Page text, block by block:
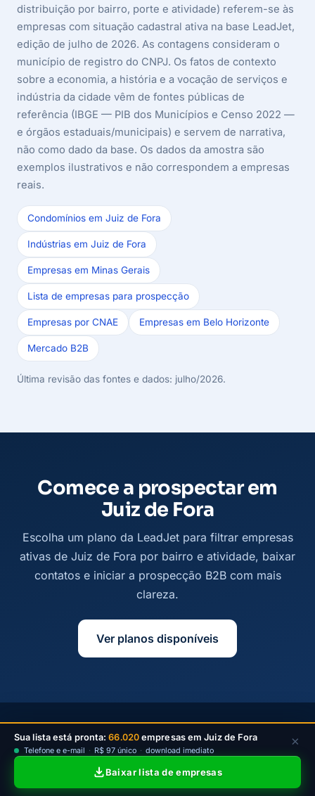
distribuição por bairro, porte e atividade) referem-se às
empresas com situação cadastral ativa na base LeadJet,
edição de julho de 2026. As contagens consideram o
município de registro do CNPJ. Os fatos de contexto
sobre a economia, a história e a vocação de serviços e
indústria da cidade vêm de fontes públicas de
referência (IBGE — PIB dos Municípios e Censo 2022 —
e órgãos estaduais/municipais) e servem de narrativa,
não como dado da base. Os dados da amostra são
exemplos ilustrativos e não correspondem a empresas
reais.
Condomínios em Juiz de Fora
Indústrias em Juiz de Fora
Empresas em Minas Gerais
Lista de empresas para prospecção
Empresas por CNAE Empresas em Belo Horizonte
Mercado B2B
Última revisão das fontes e dados: julho/2026.
Comece a prospectar em
Juiz de Fora
Escolha um plano da LeadJet para filtrar empresas
ativas de Juiz de Fora por bairro e atividade, baixar
contatos e iniciar a prospecção B2B com mais
clareza.
Ver planos disponíveis
© 2026Leadjet— Todos os direitos reservados —
contato@leadjet.com.br
Política de Privacidade·Planos
Sua lista está pronta:66.020empresas em Juiz de Fora
Telefone e e-mail · R$ 97 único · download imediato
Baixar lista de empresas
×